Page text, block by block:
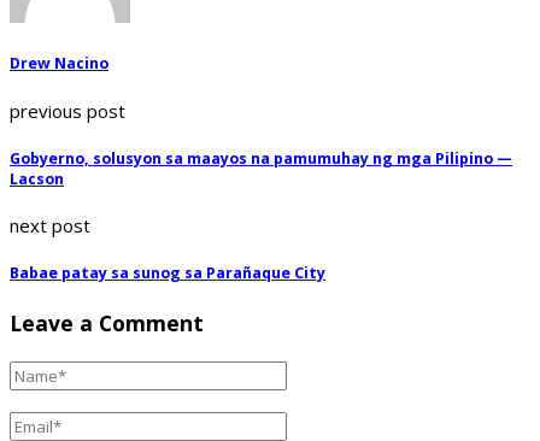
Drew Nacino
previous post
Gobyerno, solusyon sa maayos na pamumuhay ng mga Pilipino —
Lacson
next post
Babae patay sa sunog sa Parañaque City
Leave a Comment